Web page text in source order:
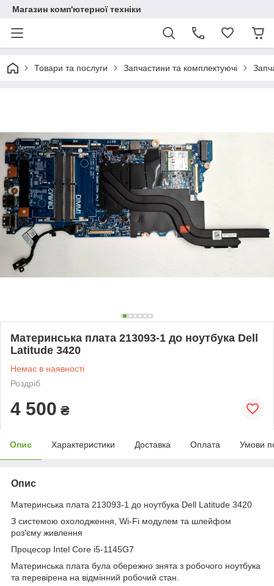
Магазин комп'ютерної техніки
Товари та послуги Запчастини та комплектуючі
Материнська плата 213093-1 до ноутбука Dell
Latitude 3420
Немає в наявності
Роздріб
4 500 ₴
Опис Характеристики Доставка Оплата Умови
Опис
Материнська плата 213093-1 до ноутбука Dell Latitude 3420
З системою охолодження, Wi-Fi модулем та шлейфом
роз'єму живлення
Процесор Intel Core i5-1145G7
Материнська плата була обережно знята з робочого ноутбука
та перевірена на відмінний робочий стан.